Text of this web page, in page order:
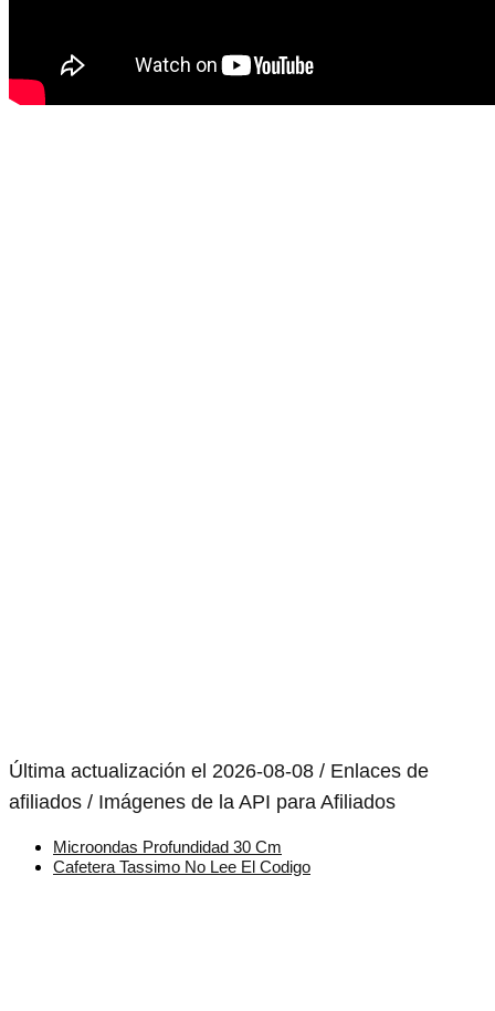
Última actualización el 2026-08-08 / Enlaces de
afiliados / Imágenes de la API para Afiliados
Microondas Profundidad 30 Cm
Cafetera Tassimo No Lee El Codigo